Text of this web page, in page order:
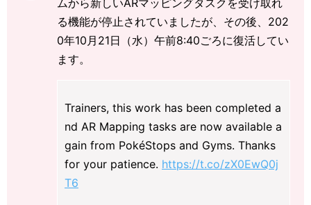
ムから新しいARマッピングタスクを受け取れ
る機能が停止されていましたが、その後、202
0年10月21日（水）午前8:40ごろに復活してい
ます。
Trainers, this work has been completed a
nd AR Mapping tasks are now available a
gain from PokéStops and Gyms. Thanks
for your patience. https://t.co/zX0EwQ0j
T6